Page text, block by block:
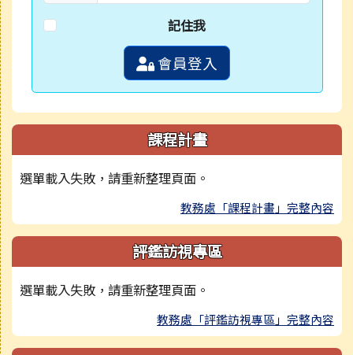
記住我
會員登入
課程計畫
選單載入失敗，請重新整理頁面。
教務處「課程計畫」完整內容
評鑑訪視專區
選單載入失敗，請重新整理頁面。
教務處「評鑑訪視專區」完整內容